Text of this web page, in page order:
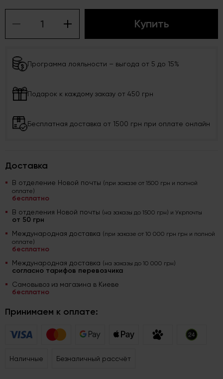
Купить
Программа лояльности – выгода от 5 до 15%
Подарок к каждому заказу от 450 грн
Бесплатная доставка от 1500 грн при оплате онлайн
Доставка
В отделение Новой почты (при заказе от 1500 грн и полной
оплате)
бесплатно
В отделения Новой почты (на заказы до 1500 грн) и Укрпочты
от 50 грн
Международная доставка (при заказе от 10 000 грн грн и полной
оплате)
бесплатно
Международная доставка (на заказы до 10 000 грн)
согласно тарифов перевозчика
Самовывоз из магазина в Киеве
бесплатно
Принимаем к оплате:
Наличные Безналичный рассчёт